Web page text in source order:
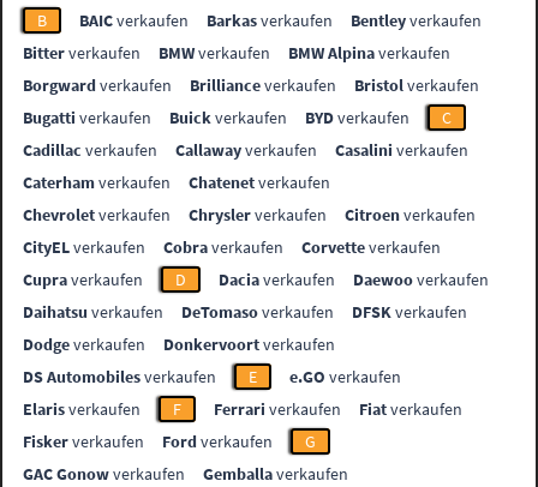
B
BAICverkaufen Barkasverkaufen Bentleyverkaufen
Bitterverkaufen BMWverkaufen BMW Alpinaverkaufen
Borgwardverkaufen Brillianceverkaufen Bristolverkaufen
Bugatti verkaufen Buickverkaufen BYDverkaufen
C
Cadillac verkaufen Callawayverkaufen Casalini verkaufen
Caterhamverkaufen Chatenetverkaufen
Chevroletverkaufen Chryslerverkaufen Citroenverkaufen
CityELverkaufen Cobraverkaufen Corvetteverkaufen
Cupraverkaufen D Daciaverkaufen Daewooverkaufen
Daihatsu verkaufen DeTomasoverkaufen DFSKverkaufen
Dodgeverkaufen Donkervoortverkaufen
DS Automobilesverkaufen E e.GO verkaufen
Elarisverkaufen F Ferrari verkaufen Fiatverkaufen
Fiskerverkaufen Fordverkaufen
G
GAC Gonowverkaufen Gemballaverkaufen